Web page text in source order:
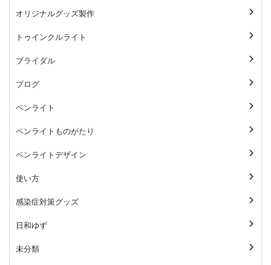
オリジナルグッズ製作
トゥインクルライト
ブライダル
ブログ
ペンライト
ペンライトものがたり
ペンライトデザイン
使い方
感染症対策グッズ
日和ゆず
未分類